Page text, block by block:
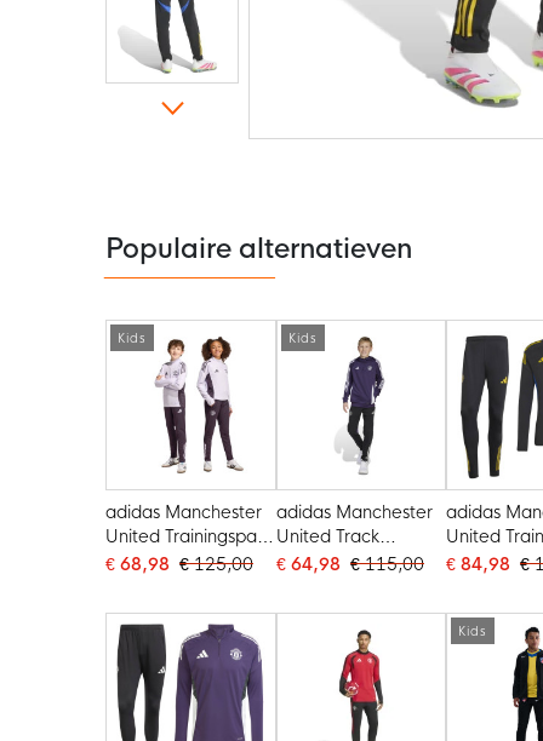
de
afbeeldingen-
gallerij
Populaire alternatieven
Kids
adidas Manchester
United Trainingspak
1/4-Zip 2025-2026
€ 68,98 € 125,00
Kids
adidas Manchester
United Track
Trainingspak
Kids Paars Wit
€ 64,98 € 115,00
adidas
United
1/4-Zip
€ 84,98 €
Kids